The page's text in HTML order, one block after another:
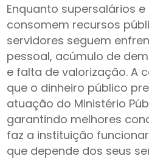
Enquanto supersalários
consomem recursos
servidores seguem
pessoal, acúmulo de
e falta de valorização. A
que o dinheiro público
atuação do Ministério
garantindo melhores
faz a instituição
que depende dos seus